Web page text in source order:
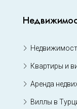
Квартиры и
Аренда
Виллы в